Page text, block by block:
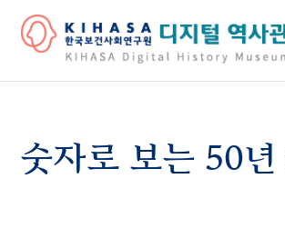
숫자로 보는 50년